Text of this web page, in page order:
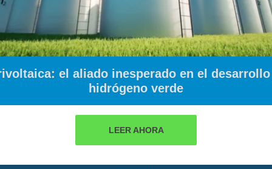
el aliado inesperado en el
hidrógeno verde
LEER AHORA